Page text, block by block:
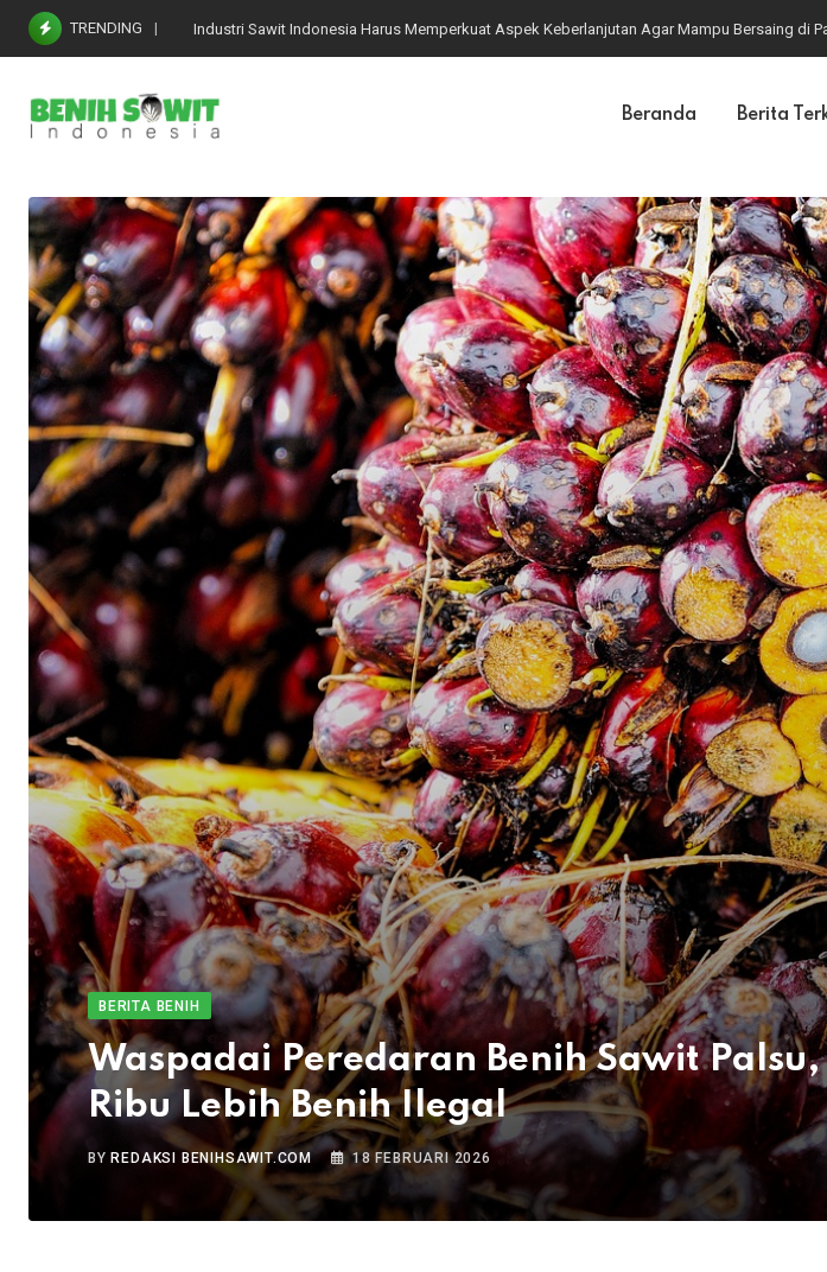
Skip
TRENDING Industri Sawit Indonesia Harus Memperkuat Aspek Keberlanjutan Agar Mampu Bersaing di
Beranda Berita
BERITA BENIH
Waspadai Peredaran Benih Sawit
Ribu Lebih Benih Ilegal
BY REDAKSI BENIHSAWIT.COM 18 FEBRUARI 2026